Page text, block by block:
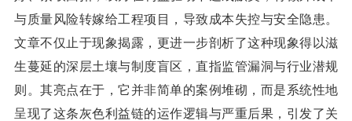
与质量风险转嫁给工程项目，导致成本失控与安全隐患。
文章不仅止于现象揭露，更进一步剖析了这种现象得以滋
生蔓延的深层土壤与制度盲区，直指监管漏洞与行业潜规
则。其亮点在于，它并非简单的案例堆砌，而是系统性地
呈现了这条灰色利益链的运作逻辑与严重后果，引发了关